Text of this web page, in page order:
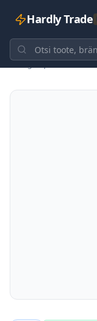
Hardly Trade
Tagasi poodi